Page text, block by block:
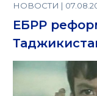
НОВОСТИ |
ЕБРР